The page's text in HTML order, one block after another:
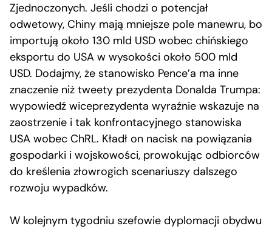
Zjednoczonych. Jeśli chodzi o potencjał
odwetowy, Chiny mają mniejsze pole manewru, bo
importują około 130 mld USD wobec chińskiego
eksportu do USA w wysokości około 500 mld
USD. Dodajmy, że stanowisko Pence’a ma inne
znaczenie niż tweety prezydenta Donalda Trumpa:
wypowiedź wiceprezydenta wyraźnie wskazuje na
zaostrzenie i tak konfrontacyjnego stanowiska
USA wobec ChRL. Kładł on nacisk na powiązania
gospodarki i wojskowości, prowokując odbiorców
do kreślenia złowrogich scenariuszy dalszego
rozwoju wypadków.
W kolejnym tygodniu szefowie dyplomacji obydwu